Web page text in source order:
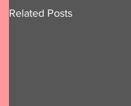
Related Posts